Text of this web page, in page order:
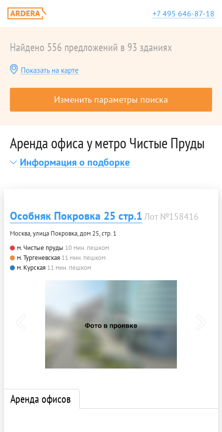
+7 495 646-87-18
Найдено 556 предложений в 93 зданиях
Показать на карте
Изменить параметры поиска
Аренда офиса у метро Чистые Пруды
Информация о подборке
Особняк Покровка 25 стр.1 Лот №158416
Москва, улица Покровка, дом 25, стр. 1
м. Чистые пруды 10 мин. пешком
м. Тургеневская 11 мин. пешком
м. Курская 11 мин. пешком
Аренда офисов